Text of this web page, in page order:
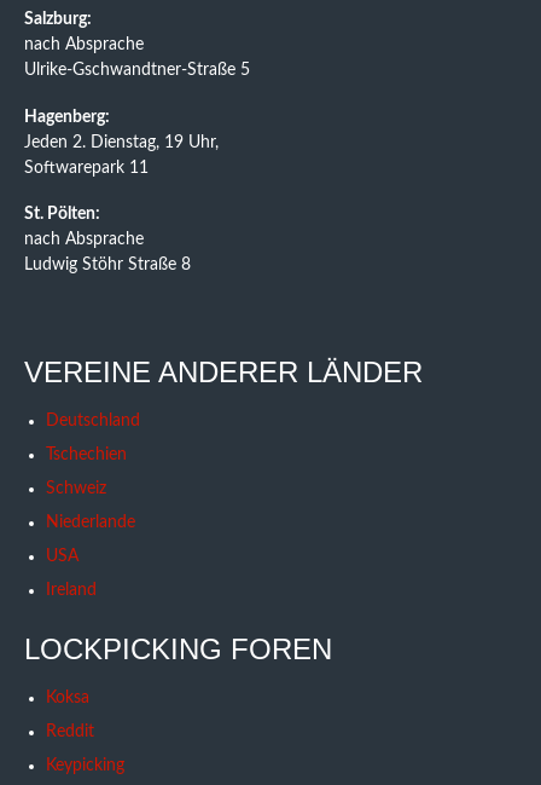
Salzburg:
nach Absprache
Ulrike-Gschwandtner-Straße 5
Hagenberg:
Jeden 2. Dienstag, 19 Uhr,
Softwarepark 11
St. Pölten:
nach Absprache
Ludwig Stöhr Straße 8
VEREINE ANDERER LÄNDER
Deutschland
Tschechien
Schweiz
Niederlande
USA
Ireland
LOCKPICKING FOREN
Koksa
Reddit
Keypicking